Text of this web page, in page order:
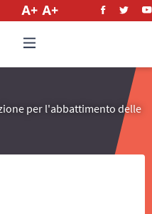
per l'abbattimento delle